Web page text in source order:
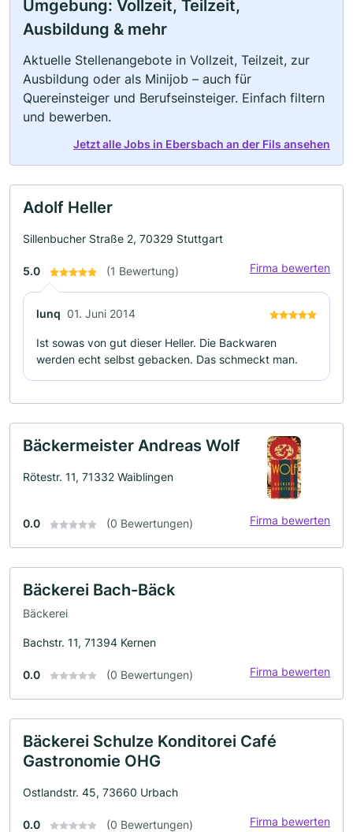
Umgebung: Vollzeit, Teilzeit,
Ausbildung & mehr
Aktuelle Stellenangebote in Vollzeit, Teilzeit, zur
Ausbildung oder als Minijob – auch für
Quereinsteiger und Berufseinsteiger. Einfach filtern
und bewerben.
Jetzt alle Jobs in Ebersbach an der Fils ansehen
Adolf Heller
Sillenbucher Straße 2, 70329 Stuttgart
5.0 (1 Bewertung) Firma bewerten
lunq 01. Juni 2014
Ist sowas von gut dieser Heller. Die Backwaren
werden echt selbst gebacken. Das schmeckt man.
Bäckermeister Andreas Wolf
Rötestr. 11, 71332 Waiblingen
0.0 (0 Bewertungen) Firma bewerten
Bäckerei Bach-Bäck
Bäckerei
Bachstr. 11, 71394 Kernen
0.0 (0 Bewertungen) Firma bewerten
Bäckerei Schulze Konditorei Café
Gastronomie OHG
Ostlandstr. 45, 73660 Urbach
0.0 (0 Bewertungen) Firma bewerten